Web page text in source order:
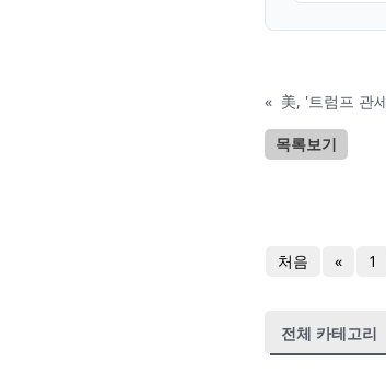
« 美, '트럼프 관
목록보기
처음 « 1
전체 카테고리